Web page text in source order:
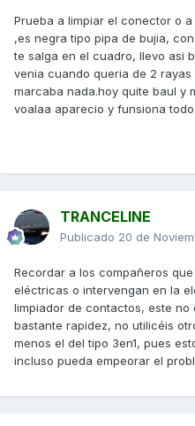
Prueba a limpiar el conector o
,es negra tipo pipa de bujia,
te salga en el cuadro, llevo asi
venia cuando queria de 2 rayas
marcaba nada.hoy quite baul y
voalaa aparecio y funsiona
TRANCELINE
Publicado 20 de
Recordar a los compañeros
eléctricas o intervengan en la
limpiador de contactos, este
bastante rapidez, no utilicéis
menos el del tipo 3en1, pues
incluso pueda empeorar el